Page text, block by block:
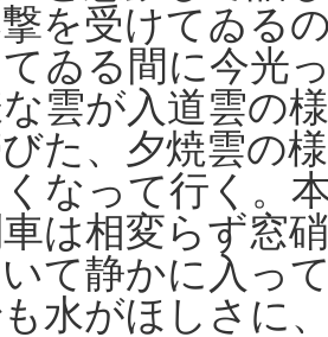
を受けてゐる
ゐる間に今光
雲が入道雲の
た、夕焼雲の
くなって行く。
は相変らず窓
て静かに入っ
水がほしさに